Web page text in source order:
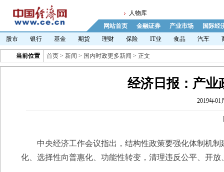
人物库
网站首页
金融证券 产业市场
国际经
股市
银行 基金 期货 理财 保险 IT业 食品 汽车
当前位置 首页 > 新闻 > 国内时政更多新闻 > 正文
经济日报：产业
2019年01
中央经济工作会议指出，结构性政策要强化体制机制
化、选择性向普惠化、功能性转变，清理违反公平、开